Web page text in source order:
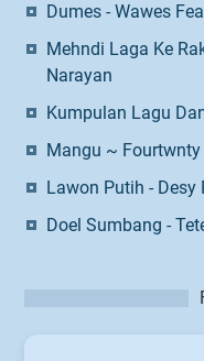
Dumes - Wawes
Mehndi Laga Ke
Narayan
Kumpulan Lagu
Mangu ~
Lawon Putih -
Doel Sumbang -